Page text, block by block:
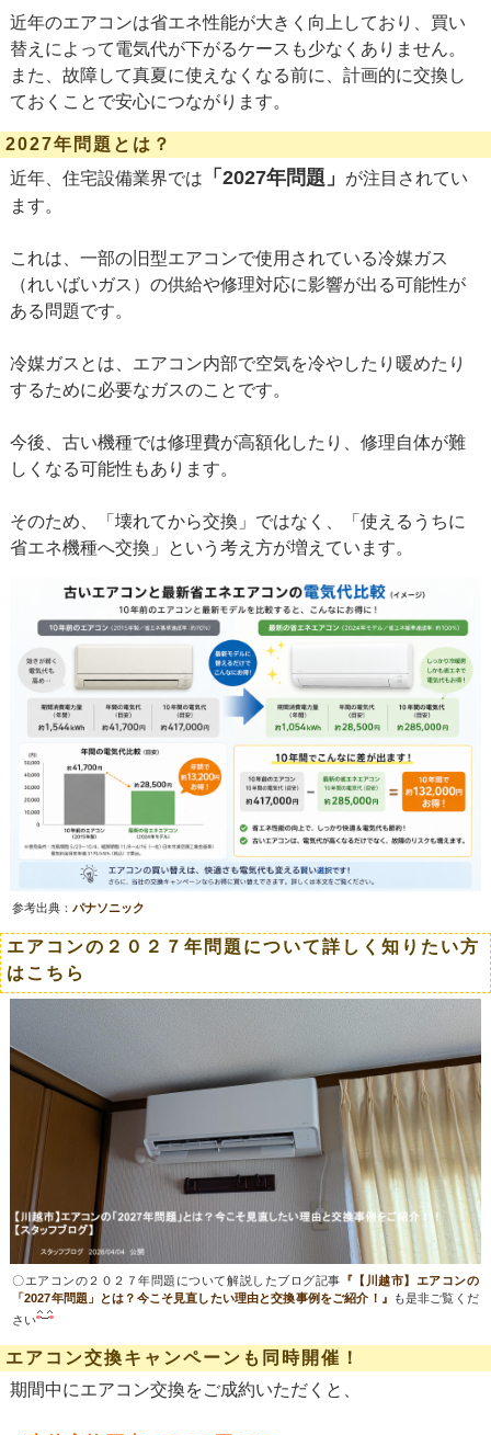
近年のエアコンは省エネ性能が大きく向上しており、買い
替えによって電気代が下がるケースも少なくありません。
また、故障して真夏に使えなくなる前に、計画的に交換し
ておくことで安心につながります。
2027年問題とは？
近年、住宅設備業界では
「2027年問題」
が注目されてい
ます。
これは、一部の旧型エアコンで使用されている冷媒ガス
（れいばいガス）の供給や修理対応に影響が出る可能性が
ある問題です。
冷媒ガスとは、エアコン内部で空気を冷やしたり暖めたり
するために必要なガスのことです。
今後、古い機種では修理費が高額化したり、修理自体が難
しくなる可能性もあります。
そのため、「壊れてから交換」ではなく、「使えるうちに
省エネ機種へ交換」という考え方が増えています。
参考出典：パナソニック
エアコンの２０２７年問題について詳しく知りたい方
はこちら
〇エアコンの２０２７年問題について解説したブログ記事 『【川越市】エアコンの
「2027年問題」とは？今こそ見直したい理由と交換事例をご紹介！』
も是非ご覧くだ
さい
エアコン交換キャンペーンも同時開催！
期間中にエアコン交換をご成約いただくと、